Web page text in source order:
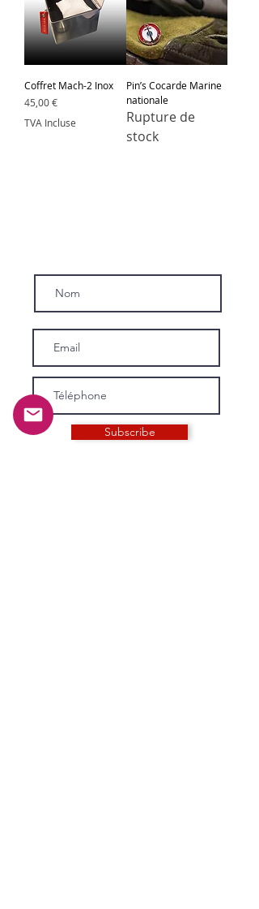
Coffret Mach-2 Inox
Prix
45,00 €
TVA Incluse
Pin’s Cocarde Marine
nationale
Rupture de
stock
Subscribe